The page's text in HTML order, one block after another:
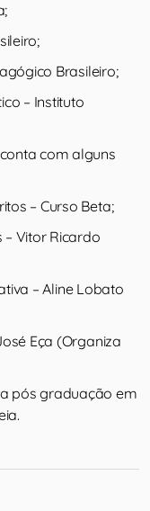
Brasileiro;
– Instituto
com alguns
– Curso Beta;
– Vitor Ricardo
– Aline Lobato
Eça (Organiza
pós graduação em